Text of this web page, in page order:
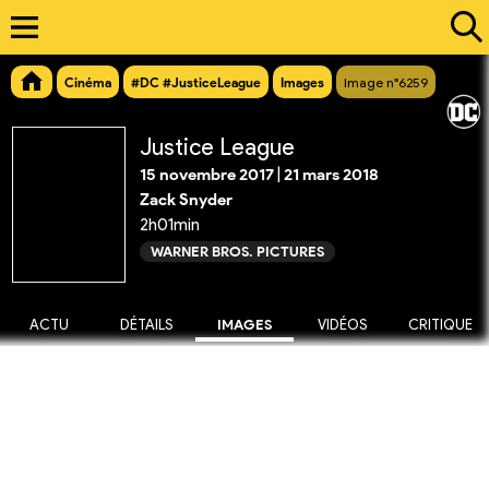
Cinéma #DC #JusticeLeague Images Image n°6259
Justice League
15 novembre 2017 21 mars 2018
Zack Snyder
2h01min
WARNER BROS. PICTURES
ACTU DÉTAILS IMAGES VIDÉOS CRITIQUE